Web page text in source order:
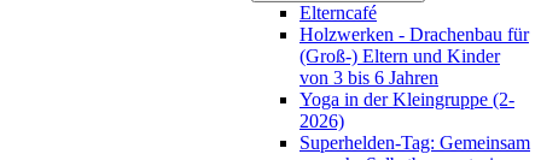
Elterncafé
Holzwerken - Drachenbau für
(Groß-) Eltern und Kinder
von 3 bis 6 Jahren
Yoga in der Kleingruppe (2-
2026)
Superhelden-Tag: Gemeinsam